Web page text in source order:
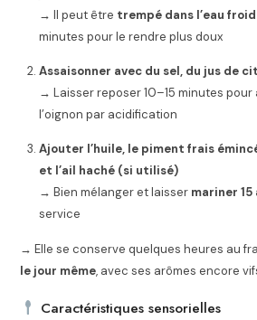
→ Il peut être trempé dans l’eau
minutes pour le rendre plus doux
Assaisonner avec du sel, du jus de
→ Laisser reposer 10–15 minutes
l’oignon par acidification
Ajouter l’huile, le piment frais
et l’ail haché (si utilisé)
→ Bien mélanger et laisser mariner
service
→ Elle se conserve quelques heures au
le jour même, avec ses arômes encore
Caractéristiques sensorielles